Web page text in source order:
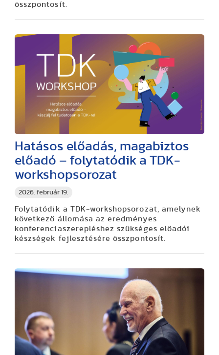
összpontosít.
2026. február 19.
Hatásos előadás, magabiztos
előadó – folytatódik a TDK-
workshopsorozat
Folytatódik a TDK-workshopsorozat, amelynek
következő állomása az eredményes
konferenciaszerepléshez szükséges előadói
készségek fejlesztésére összpontosít.